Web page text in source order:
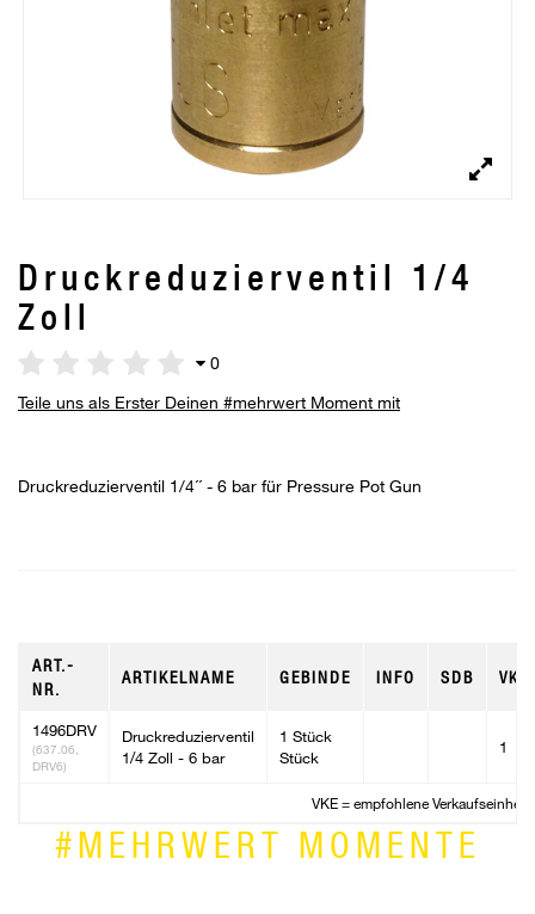
Druckreduzierventil 1/4
Zoll
0
Teile uns als Erster Deinen #mehrwert Moment mit
Druckreduzierventil 1/4´´ - 6 bar für Pressure Pot Gun
ART.-
NR.
ARTIKELNAME GEBINDE INFO SDB VKE
1496DRV
(637.06,
DRV6)
Druckreduzierventil
1/4 Zoll - 6 bar
1 Stück
Stück
1
VKE = empfohlene Verkaufseinheit
#MEHRWERT MOMENTE